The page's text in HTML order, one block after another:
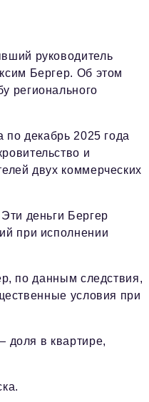
руководитель
Бергер. Об этом
регионального
по декабрь 2025 года
и
двух коммерческих
деньги Бергер
при исполнении
по данным следствия,
условия при
доля в квартире,